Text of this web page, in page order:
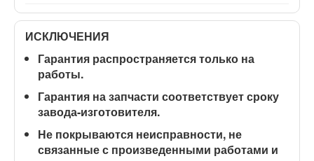
ИСКЛЮЧЕНИЯ
Гарантия распространяетсятолько на
работы.
Гарантия на запчасти соответствует сроку
завода-изготовителя.
Не покрываются неисправности, не
связанные с произведенными работами и